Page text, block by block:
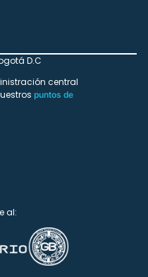
D.C
central
puntos de
al: